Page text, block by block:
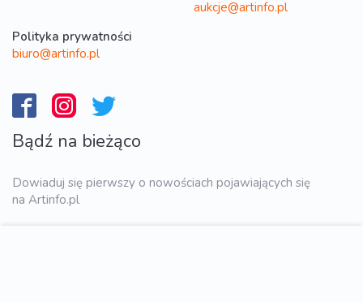
aukcje@artinfo.pl
Polityka prywatności
biuro@artinfo.pl
Bądź na bieżąco
Dowiaduj się pierwszy o nowościach pojawiających się
na Artinfo.pl